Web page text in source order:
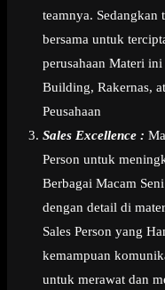
teamnya. Sedangkan
bersama untuk
perusahaan Materi
Building, Rakernas,
Peusahaan
Sales Excellence :
Person untuk
Berbagai Macam
dengan detail di
Sales Person yang
kemampuan
untuk merawat dan